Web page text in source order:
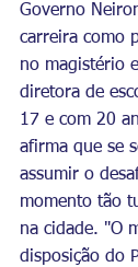
Governo
carreira como
no magistério
diretora de
17 e com 20
afirma que se
assumir o
momento tão
na cidade. "O
disposição do